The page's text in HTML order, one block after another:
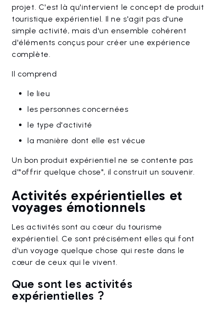
projet. C'est là qu'intervient le concept de produit
touristique expérientiel. Il ne s'agit pas d'une
simple activité, mais d'un ensemble cohérent
d'éléments conçus pour créer une expérience
complète.
Il comprend
le lieu
les personnes concernées
le type d'activité
la manière dont elle est vécue
Un bon produit expérientiel ne se contente pas
d'"offrir quelque chose", il construit un souvenir.
Activités expérientielles et
voyages émotionnels
Les activités sont au cœur du tourisme
expérientiel. Ce sont précisément elles qui font
d'un voyage quelque chose qui reste dans le
cœur de ceux qui le vivent.
Que sont les activités
expérientielles ?